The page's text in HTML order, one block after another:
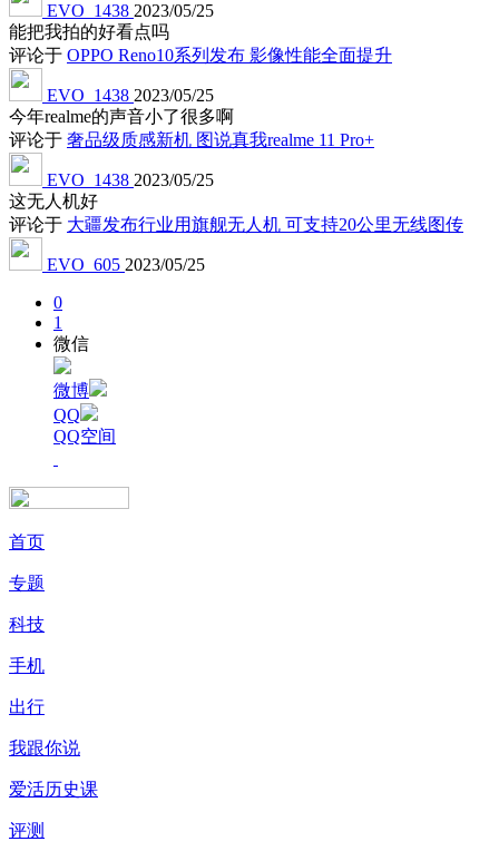
EVO_1438 2023/05/25
能把我拍的好看点吗
评论于 OPPO Reno10系列发布 影像性能全面提升
EVO_1438 2023/05/25
今年realme的声音小了很多啊
评论于 奢品级质感新机 图说真我realme 11 Pro+
EVO_1438 2023/05/25
这无人机好
评论于 大疆发布行业用旗舰无人机 可支持20公里无线图传
EVO_605 2023/05/25
0
1
微信
微博
QQ
QQ空间
首页
专题
科技
手机
出行
我跟你说
爱活历史课
评测